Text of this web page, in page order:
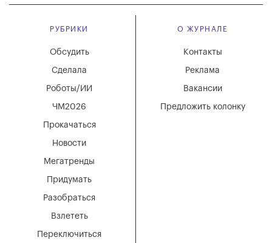
РУБРИКИ
Мегатренды
Придумать
Разобраться
Взлететь
Новости
Переключиться
Обсудить
Сделала
Роботы/ИИ
ЧМ2026
Прокачаться
О ЖУРНАЛЕ
Вакансии
Реклама
Контакты
Предложить колонку